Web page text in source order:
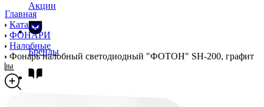
Акции
Бренды
Главная
Каталог
ФОНАРИ
Налобные
Фонарь налобный светодиодный "ФОТОН" SH-200, графит